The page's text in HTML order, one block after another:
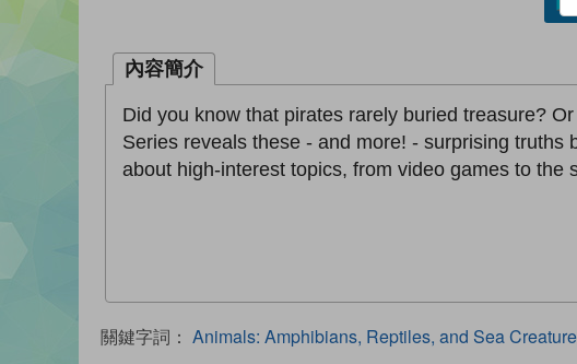
內容簡介
Did you know that pirates rarely buried treasure?
Series reveals these - and more! - surprising
about high-interest topics, from video games to the
關鍵字詞： Animals: Amphibians, Reptiles, and Sea